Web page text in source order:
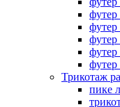
футер
футер
футер
футер
футер
Трикотаж
пике